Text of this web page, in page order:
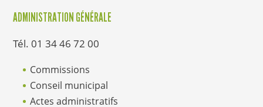
ADMINISTRATION GÉNÉRALE
Tél. 01 34 46 72 00
Commissions
Conseil municipal
Actes administratifs